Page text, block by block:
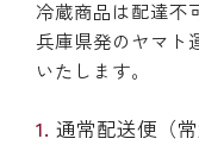
冷蔵商品は配達不
兵庫県発のヤマト
いたします。
通常配送便（常